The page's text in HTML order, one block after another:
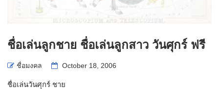
ชื่อเล่นลูกชาย ชื่อเล่นลูกสาว วันศุกร์ ฟรี
ชื่อมงคล October 18, 2006
ชื่อเล่นวันศุกร์ ชาย